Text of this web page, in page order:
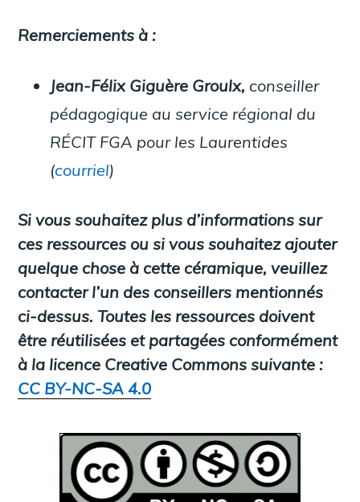
Remerciements à :
Jean-Félix Giguère Groulx, conseiller
pédagogique au service régional du
RÉCIT FGA pour les Laurentides
(courriel)
Si vous souhaitez plus d’informations sur
ces ressources ou si vous souhaitez ajouter
quelque chose à cette céramique, veuillez
contacter l’un des conseillers mentionnés
ci-dessus. Toutes les ressources doivent
être réutilisées et partagées conformément
à la licence Creative Commons suivante :
CC BY-NC-SA 4.0